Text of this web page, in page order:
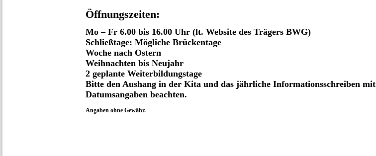
Öffnungszeiten:
Mo – Fr 6.00 bis 16.00 Uhr (lt. Website des Trägers BWG)
Schließtage: Mögliche Brückentage
Woche nach Ostern
Weihnachten bis Neujahr
2 geplante Weiterbildungstage
Bitte den Aushang in der Kita und das jährliche Informationsschreiben mit
Datumsangaben beachten.
Angaben ohne Gewähr.